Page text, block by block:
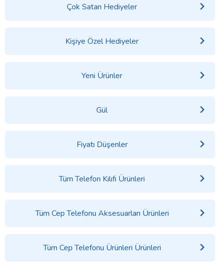
Çok Satan Hediyeler
Kişiye Özel Hediyeler
Yeni Ürünler
Gül
Fiyatı Düşenler
Tüm Telefon Kılıfı Ürünleri
Tüm Cep Telefonu Aksesuarları Ürünleri
Tüm Cep Telefonu Ürünleri Ürünleri